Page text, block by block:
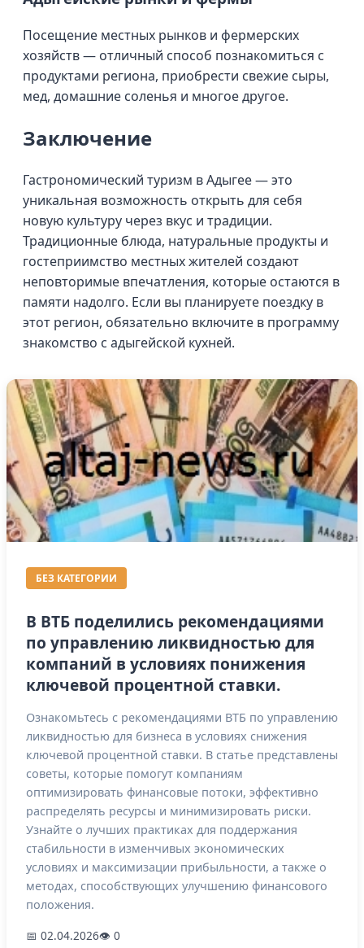
Посещение местных рынков и фермерских
хозяйств — отличный способ познакомиться с
продуктами региона, приобрести свежие сыры,
мед, домашние соленья и многое другое.
Заключение
Гастрономический туризм в Адыгее — это
уникальная возможность открыть для себя
новую культуру через вкус и традиции.
Традиционные блюда, натуральные продукты и
гостеприимство местных жителей создают
неповторимые впечатления, которые остаются в
памяти надолго. Если вы планируете поездку в
этот регион, обязательно включите в программу
знакомство с адыгейской кухней.
БЕЗ КАТЕГОРИИ
В ВТБ поделились рекомендациями
по управлению ликвидностью для
компаний в условиях понижения
ключевой процентной ставки.
Ознакомьтесь с рекомендациями ВТБ по управлению
ликвидностью для бизнеса в условиях снижения
ключевой процентной ставки. В статье представлены
советы, которые помогут компаниям
оптимизировать финансовые потоки, эффективно
распределять ресурсы и минимизировать риски.
Узнайте о лучших практиках для поддержания
стабильности в изменчивых экономических
условиях и максимизации прибыльности, а также о
методах, способствующих улучшению финансового
положения.
📅 02.04.2026👁 0